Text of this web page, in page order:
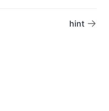
hint